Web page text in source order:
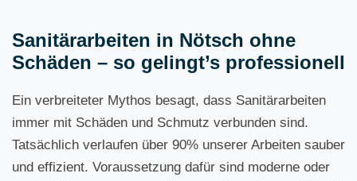
Sanitärarbeiten in Nötsch ohne
Schäden – so gelingt’s professionell
Ein verbreiteter Mythos besagt, dass Sanitärarbeiten
immer mit Schäden und Schmutz verbunden sind.
Tatsächlich verlaufen über 90% unserer Arbeiten sauber
und effizient. Voraussetzung dafür sind moderne oder